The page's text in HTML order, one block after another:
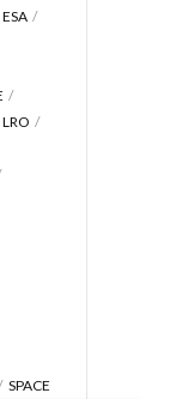
ESA
LRO
SPACE